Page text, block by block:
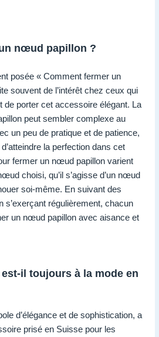
nœud papillon ?
posée « Comment fermer un
souvent de l’intérêt chez ceux qui
de porter cet accessoire élégant. La
peut sembler complexe au
un peu de pratique et de patience,
la perfection dans cet
fermer un nœud papillon varient
choisi, qu’il s’agisse d’un nœud
soi-même. En suivant des
s’exerçant régulièrement, chacun
un nœud papillon avec aisance et
il toujours à la mode en
d’élégance et de sophistication, a
prisé en Suisse pour les